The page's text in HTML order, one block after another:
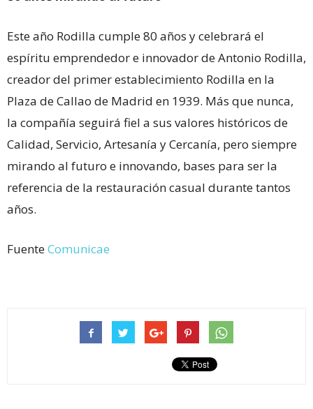
Este año Rodilla cumple 80 años y celebrará el
espíritu emprendedor e innovador de Antonio Rodilla,
creador del primer establecimiento Rodilla en la
Plaza de Callao de Madrid en 1939. Más que nunca,
la compañía seguirá fiel a sus valores históricos de
Calidad, Servicio, Artesanía y Cercanía, pero siempre
mirando al futuro e innovando, bases para ser la
referencia de la restauración casual durante tantos
años.
FuenteComunicae